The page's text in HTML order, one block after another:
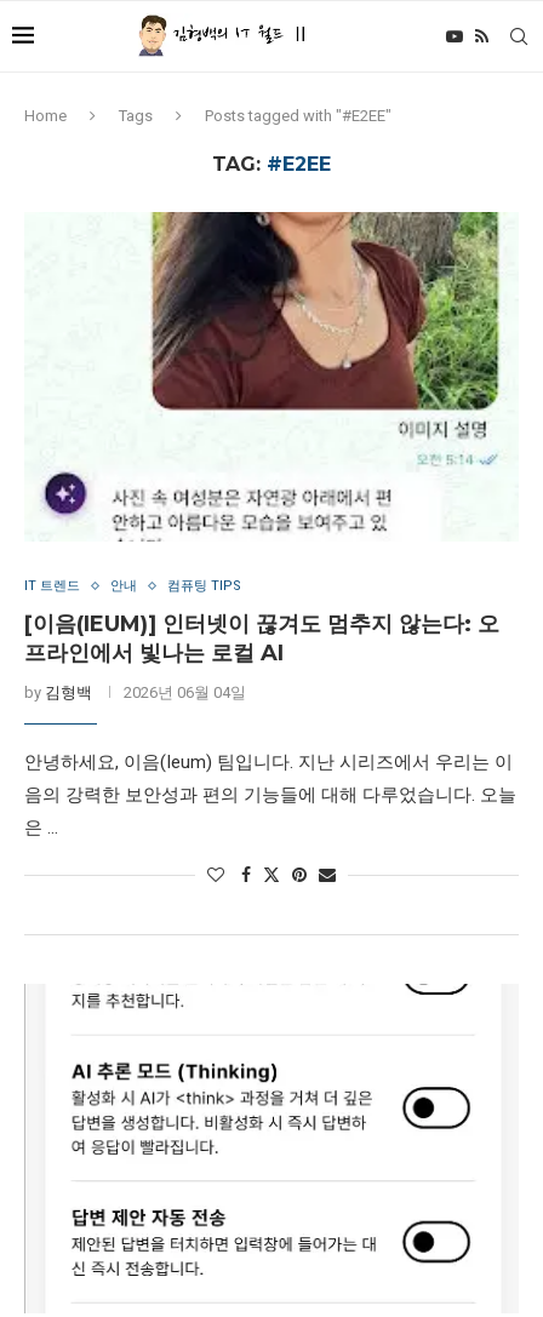
Home Tags Posts tagged with "#E2EE"
TAG: #E2EE
IT 트렌드 안내 컴퓨팅 TIPS
[이음(IEUM)] 인터넷이 끊겨도 멈추지 않는다: 오
프라인에서 빛나는 로컬 AI
by 김형백 2026년 06월 04일
안녕하세요, 이음(Ieum) 팀입니다. 지난 시리즈에서 우리는 이
음의 강력한 보안성과 편의 기능들에 대해 다루었습니다. 오늘
은 …